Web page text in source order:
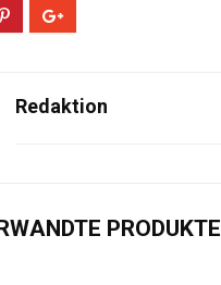
Redaktion
PRODUKTE